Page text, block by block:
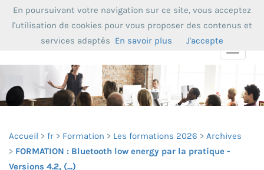
Toggle
Accueil fr Formation Les formations 2026
Archives
FORMATION : Bluetooth low energy par la pratique -
Versions 4.2, (...)
En poursuivant votre navigation sur ce site, vous acceptez
l'utilisation de cookies pour vous proposer des contenus et
services adaptés En savoir plus J'accepte